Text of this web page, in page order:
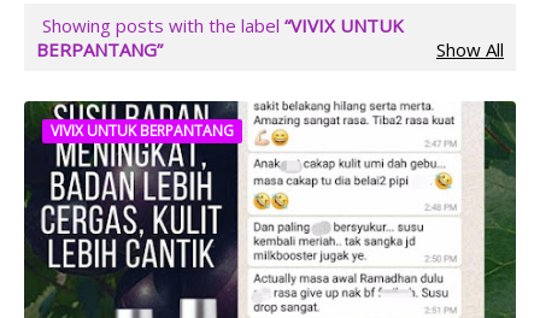
Showing posts with the label VIVIX UNTUK
BERPANTANG
Show All
VIVIX UNTUK BERPANTANG